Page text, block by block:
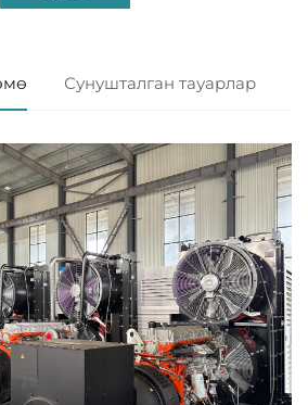
Сунушталган тауарлар